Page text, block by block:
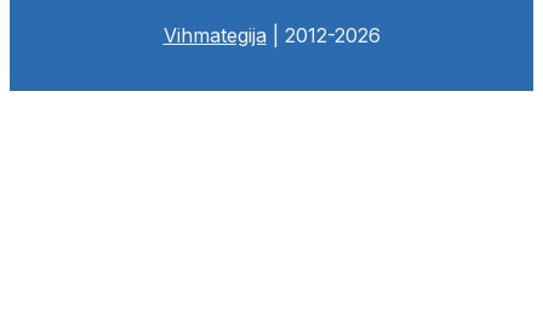
Vihmategija | 2012-2026